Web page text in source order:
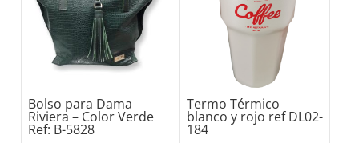
Bolso para Dama
Riviera – Color Verde
Ref: B-5828
Termo Térmico
blanco y rojo ref DL02-
184